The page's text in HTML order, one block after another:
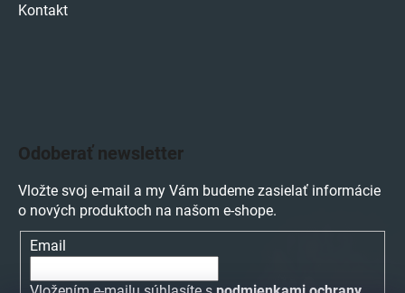
Kontakt
Odoberať newsletter
Vložte svoj e-mail a my Vám budeme zasielať informácie
o nových produktoch na našom e-shope.
Email